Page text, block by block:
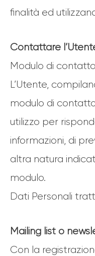
finalità ed
Contattare
Modulo di
L’Utente,
modulo di
utilizzo per
informazioni, di
altra natura
modulo.
Dati Personali
Mailing list o
Con la